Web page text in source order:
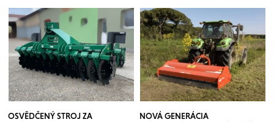
OSVĚDČENÝ STROJ ZA
NOVÁ GENERÁCIA